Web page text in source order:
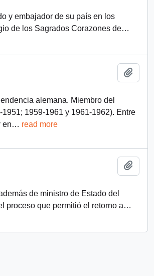
y embajador de su país en los
de los Sagrados Corazones de…
alemana. Miembro del
1959-1961 y 1961-1962). Entre
en… read more
de ministro de Estado del
proceso que permitió el retorno a…